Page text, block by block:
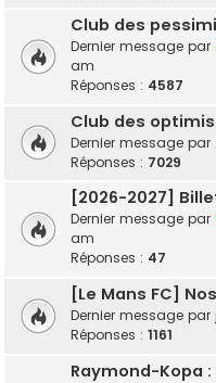
Club des
Dernier message par
am
Réponses : 4587
Club des
Dernier message par
Réponses : 7029
[2026-2027]
Dernier message par
am
Réponses : 47
[Le Mans FC]
Dernier message par
Réponses : 1161
Raymond-Kopa